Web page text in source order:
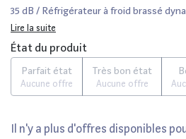
35 dB / Réfrigérateur à froid brassé
utile / Modes Shabbat - Party,
SoftClose - Tiroirs DailyFresh
Lire la suite
État du produit
Parfait état
Aucune offre
Très bon état
Aucune offre
Il n'y a plus d'offres disponibles